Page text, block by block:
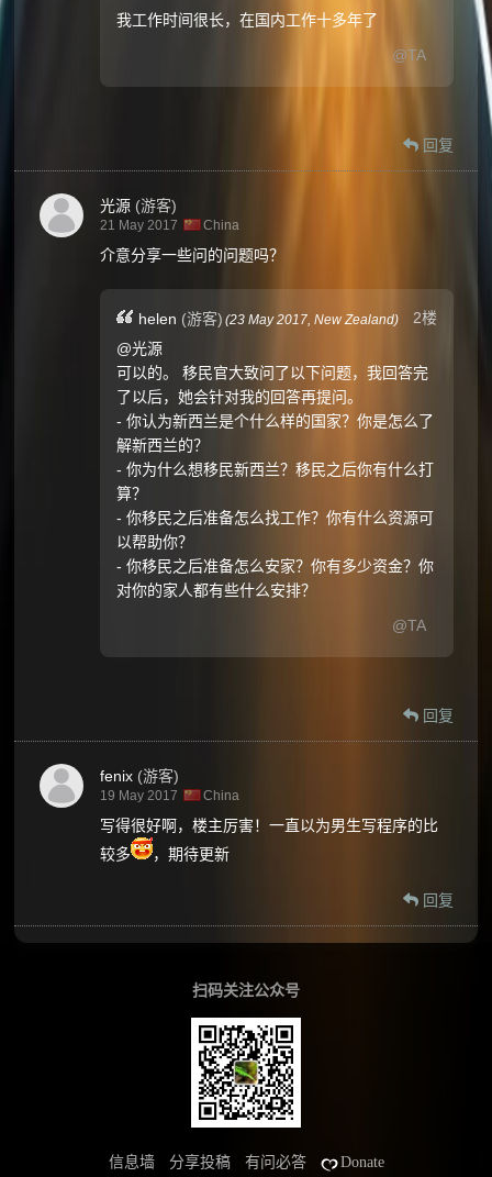
我工作时间很长，在国内工作十多年了
@TA
回复
光源 (游客)
21 May 2017 China
介意分享一些问的问题吗？
2楼
helen (游客) (23 May 2017,New Zealand)
@光源
可以的。 移民官大致问了以下问题，我回答完
了以后，她会针对我的回答再提问。
- 你认为新西兰是个什么样的国家？你是怎么了
解新西兰的？
- 你为什么想移民新西兰？移民之后你有什么打
算？
- 你移民之后准备怎么找工作？你有什么资源可
以帮助你？
- 你移民之后准备怎么安家？你有多少资金？你
对你的家人都有些什么安排？
@TA
回复
fenix (游客)
19 May 2017 China
写得很好啊，楼主厉害！一直以为男生写程序的比
较多
，期待更新
回复
扫码关注公众号
信息墙 分享投稿 有问必答 Donate